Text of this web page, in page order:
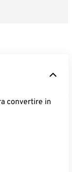
convertire in